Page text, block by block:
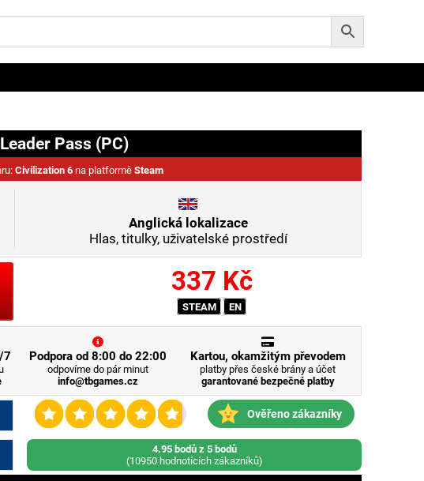
Pass (PC)
Civilization 6 na platformě Steam
Anglická lokalizace
Hlas, titulky, uživatelské prostředí
337 Kč
STEAM EN
7 Podpora od 8:00 do 22:00
odpovíme do pár minut
info@tbgames.cz
Kartou, okamžitým převodem
platby přes české brány a účet
garantované bezpečné platby
Ověřeno zákazníky
4.95 bodů z 5 bodů
(10950 hodnotících zákazníků)